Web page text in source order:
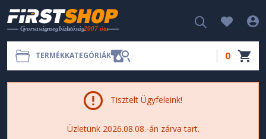
TERMÉKKATEGÓRIÁK 0
Tisztelt Ügyfeleink!
Üzletünk 2026.08.08.-án zárva tart.